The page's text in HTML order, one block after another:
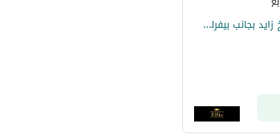
شقه استلام فوري في VYE سوديك بالشيخ زايد بجانب بيفرلي هيلز